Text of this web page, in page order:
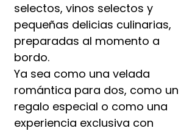
selectos, vinos selectos y
pequeñas delicias culinarias,
preparadas al momento a
bordo.
Ya sea como una velada
romántica para dos, como un
regalo especial o como una
experiencia exclusiva con